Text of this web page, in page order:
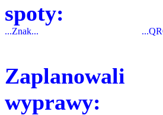
spoty:
...Znak...
Zaplanowali
wyprawy: